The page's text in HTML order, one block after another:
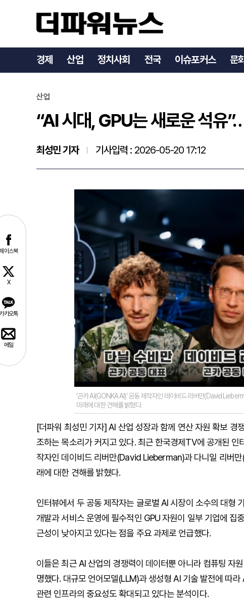
경제 산업 정치사회 전국 이슈포커스 문
“AI 시대, GPU는 새로운 석유
이스북
X
카오톡
메일
산업
“AI 시대, GPU는 새로운 석유
최성민 기자 기사입력 : 2026-05-20 17:12
‘곤카 AI(GONKA AI)’ 공동 제작자인 데이비드 리버만(David
미래에 대한 견해를 밝혔다.
[더파워 최성민 기자] AI 산업 성장과 함께 연산 자원 확보 경
조하는 목소리가 커지고 있다. 최근 한국경제TV에 공개된 인
작자인 데이비드 리버만(David Lieberman)과 다니일 리버
래에 대한 견해를 밝혔다.
인터뷰에서 두 공동 제작자는 글로벌 AI 시장이 소수의 대형
개발과 서비스 운영에 필수적인 GPU 자원이 일부 기업에 집
근성이 낮아지고 있다는 점을 주요 과제로 언급했다.
이들은 최근 AI 산업의 경쟁력이 데이터뿐 아니라 컴퓨팅 자
명했다. 대규모 언어모델(LLM)과 생성형 AI 기술 발전에 따
관련 인프라의 중요성도 확대되고 있다는 분석이다.